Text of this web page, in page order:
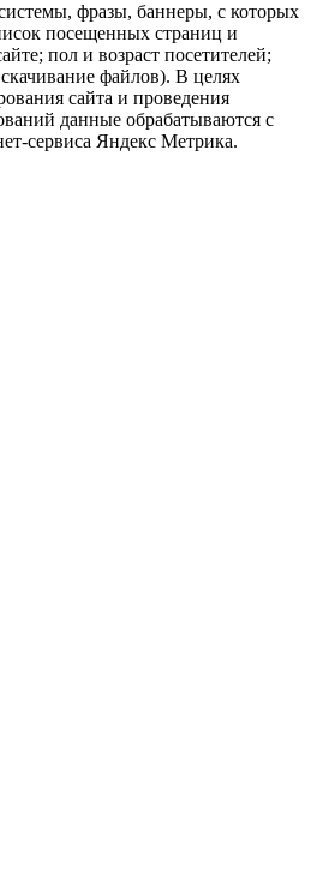
фразы, баннеры, с которых
посещенных страниц и
пол и возраст посетителей;
файлов). В целях
сайта и проведения
данные обрабатываются с
сервиса Яндекс Метрика.